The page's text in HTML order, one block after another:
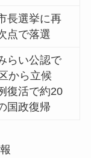
長選挙に再
点で落選
らい公認で
から立候
復活で約20
国政復帰